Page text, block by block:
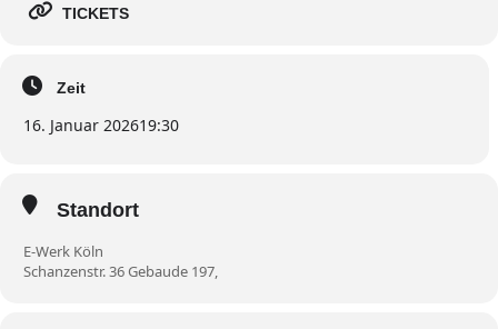
TICKETS
Zeit
16. Januar 202619:30
Standort
E-Werk Köln
Schanzenstr. 36 Gebaude 197,